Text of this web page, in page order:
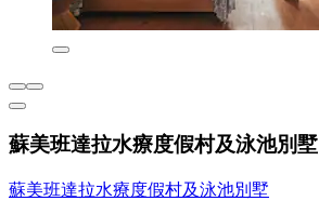
蘇美班達拉水療度假村及泳池別墅
蘇美班達拉水療度假村及泳池別墅